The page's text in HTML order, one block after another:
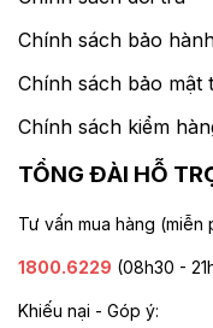
Chính sách bảo
Chính sách bảo mật
Chính sách kiểm
TỔNG ĐÀI HỖ
Tư vấn mua hàng (miễn
1800.6229 (08h30 -
Khiếu nại - Góp ý: